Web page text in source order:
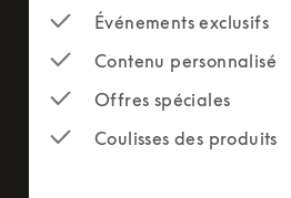
Événements exclusifs
Contenu personnalisé
Offres spéciales
Coulisses des produits